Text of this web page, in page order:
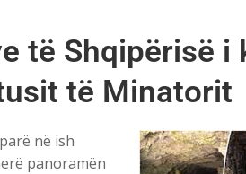
të Shqipërisë i
të Minatorit
në ish
panoramën